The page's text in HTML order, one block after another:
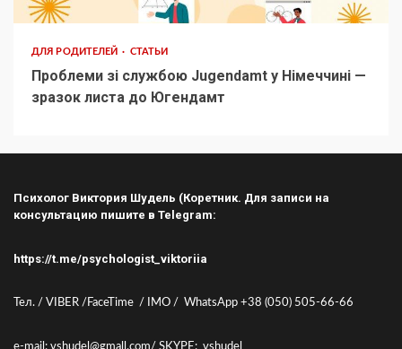
ДЛЯ РОДИТЕЛЕЙ СТАТЬИ
Проблеми зі службою Jugendamt у Німеччині —
зразок листа до Югендамт
Психолог Виктория Шудель (Коретник. Для записи на
консультацию пишите в Telegram:
https://t.me/psychologist_viktoriia
Тел. / VIBER /FaceTime / IMO / WhatsApp +38 (050) 505-66-66